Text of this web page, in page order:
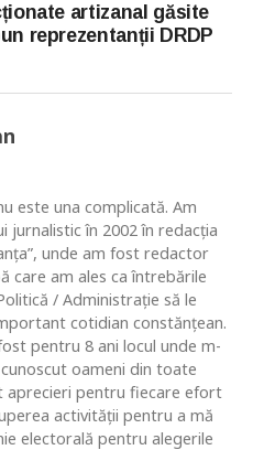
artizanal găsite
reprezentanții DRDP
este una complicată. Am
în 2002 în redacția
unde am fost redactor
care am ales ca întrebările
/ Administrație să le
cotidian constănțean.
pentru 8 ani locul unde m-
oameni din toate
aprecieri pentru fiecare efort
activității pentru a mă
electorală pentru alegerile